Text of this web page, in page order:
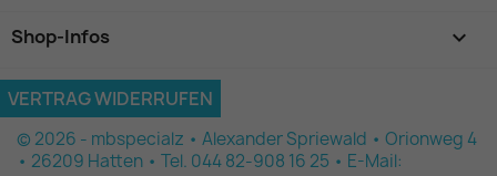
Shop-Infos keyboard_arrow_down
VERTRAG WIDERRUFEN
© 2026 - mbspecialz • Alexander Spriewald • Orionweg 4
• 26209 Hatten • Tel. 044 82-908 16 25 • E-Mail: